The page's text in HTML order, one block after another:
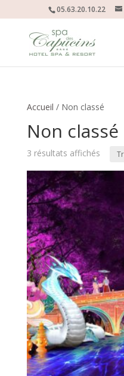
05.63.20.10.22
Accueil / Non classé
Non classé
3 résultats affichés